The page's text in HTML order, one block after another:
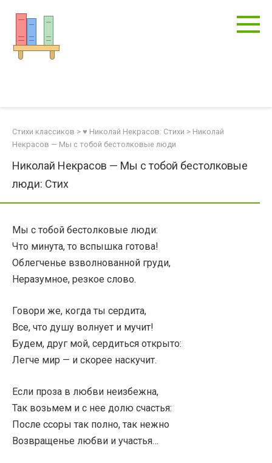
контенту
Стихи классиков > ♥ Николай Некрасов: Стихи > Николай
Некрасов — Мы с тобой бестолковые люди
Николай Некрасов — Мы с тобой бестолковые
люди: Стих
Мы с тобой бестолковые люди:
Что минута, то вспышка готова!
Облегченье взволнованной груди,
Неразумное, резкое слово.
Говори же, когда ты сердита,
Все, что душу волнует и мучит!
Будем, друг мой, сердиться открыто:
Легче мир — и скорее наскучит.
Если проза в любви неизбежна,
Так возьмем и с нее долю счастья:
После ссоры так полно, так нежно
Возвращенье любви и участья…